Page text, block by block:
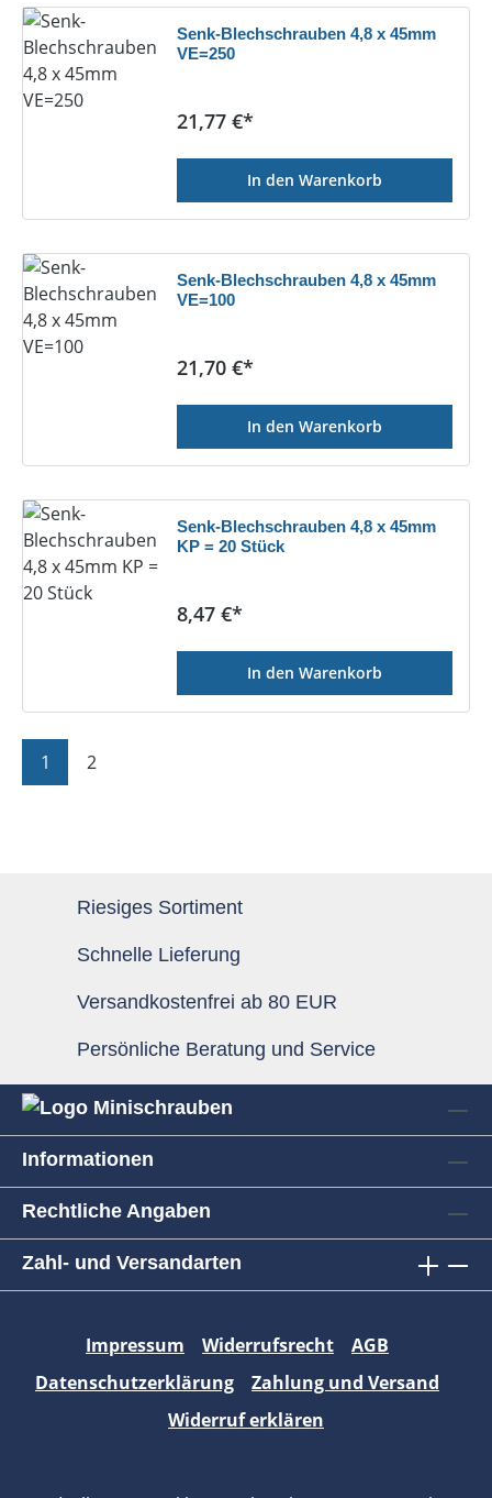
Senk-Blechschrauben 4,8 x 45mm
VE=250
Regulärer Preis:
21,77 €*
In den Warenkorb
Senk-Blechschrauben 4,8 x 45mm
VE=100
Regulärer Preis:
21,70 €*
In den Warenkorb
Senk-Blechschrauben 4,8 x 45mm
KP = 20 Stück
Regulärer Preis:
8,47 €*
In den Warenkorb
Seite
1 Seite
2
Riesiges Sortiment
Schnelle Lieferung
Versandkostenfrei ab 80 EUR
Persönliche Beratung und Service
Informationen
Rechtliche Angaben
Zahl- und Versandarten
Impressum Widerrufsrecht
AGB
Datenschutzerklärung
Zahlung und Versand
Widerruf erklären